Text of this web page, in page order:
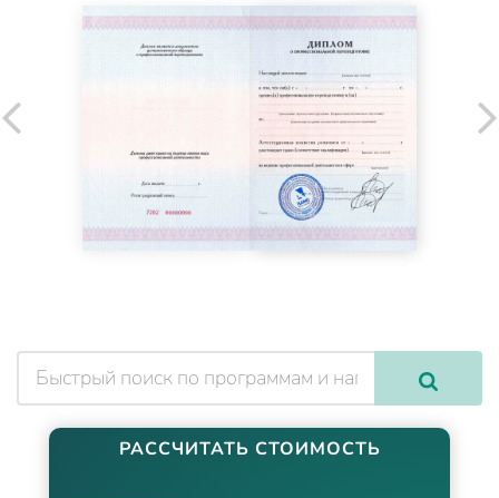
РАССЧИТАТЬ СТОИМОСТЬ